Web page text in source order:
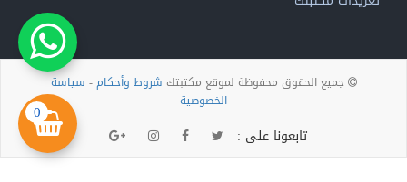
0
جميع الحقوق محفوظة لموقع مكتبتك شروط وأحكام- سياسة
الخصوصية
تابعونا على :